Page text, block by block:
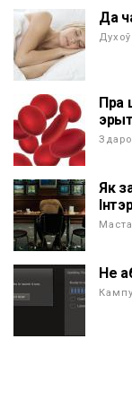
Да
Пра
Як
Не